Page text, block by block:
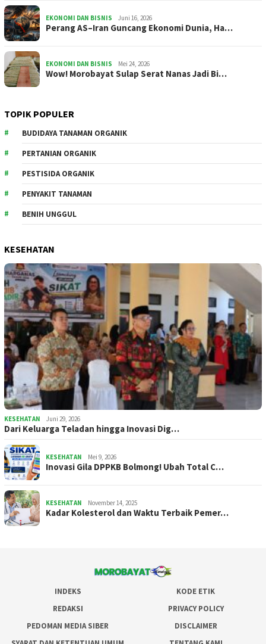
EKONOMI DAN BISNIS Juni 16, 2026
Perang AS–Iran Guncang Ekonomi Dunia, Ha…
EKONOMI DAN BISNIS Mei 24, 2026
Wow! Morobayat Sulap Serat Nanas Jadi Bi…
TOPIK POPULER
BUDIDAYA TANAMAN ORGANIK
PERTANIAN ORGANIK
PESTISIDA ORGANIK
PENYAKIT TANAMAN
BENIH UNGGUL
KESEHATAN
KESEHATAN Juni 29, 2026
Dari Keluarga Teladan hingga Inovasi Dig…
KESEHATAN Mei 9, 2026
Inovasi Gila DPPKB Bolmong! Ubah Total C…
KESEHATAN November 14, 2025
Kadar Kolesterol dan Waktu Terbaik Pemer…
INDEKS
KODE ETIK
REDAKSI
PRIVACY POLICY
PEDOMAN MEDIA SIBER
DISCLAIMER